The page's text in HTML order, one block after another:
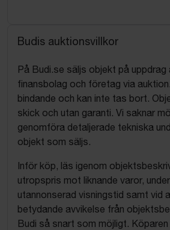
Budis auktionsvillkor
På Budi.se säljs objekt på uppdrag
finansbolag och företag via
bindande och kan inte tas bort.
skick och utan garanti. Vi saknar
genomföra detaljerade tekniska
objekt som säljs.
Inför köp, läs igenom
utropspris mot liknande varor,
utannonserad visningstid samt vid
betydande avvikelse från
Budi så snart som möjligt.